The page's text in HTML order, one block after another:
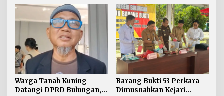
Ada Arahan Pusat
Desa/Kelurahan Satu
Sarjana
Warga Tanah Kuning
Datangi DPRD Bulungan,
Barang Bukti 53 Perkara
Dimusnahkan Kejari